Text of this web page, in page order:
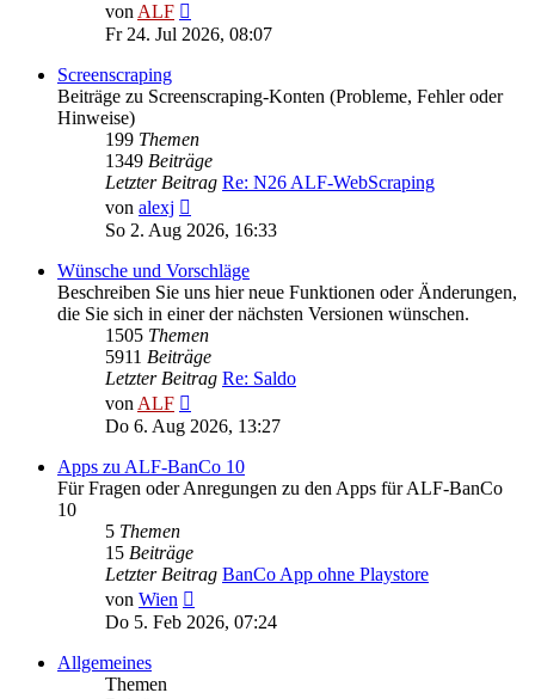
vonALF
Beitrag
Fr 24. Jul 2026, 08:07
Screenscraping
Beiträge zu Screenscraping-Konten (Probleme, Fehler oder
Hinweise)
199 Themen
1349 Beiträge
Letzter Beitrag Re: N26 ALF-WebScraping
von alexj
Beitrag
So 2. Aug 2026, 16:33
Wünsche und Vorschläge
Beschreiben Sie uns hier neue Funktionen oder Änderungen,
die Sie sich in einer der nächsten Versionen wünschen.
1505 Themen
5911 Beiträge
Letzter Beitrag Re: Saldo
vonALF
Beitrag
Do 6. Aug 2026, 13:27
Apps zu ALF-BanCo 10
Für Fragen oder Anregungen zu den Apps für ALF-BanCo
10
5 Themen
15 Beiträge
Letzter Beitrag BanCo App ohne Playstore
von Wien
Beitrag
Do 5. Feb 2026, 07:24
Allgemeines
Themen